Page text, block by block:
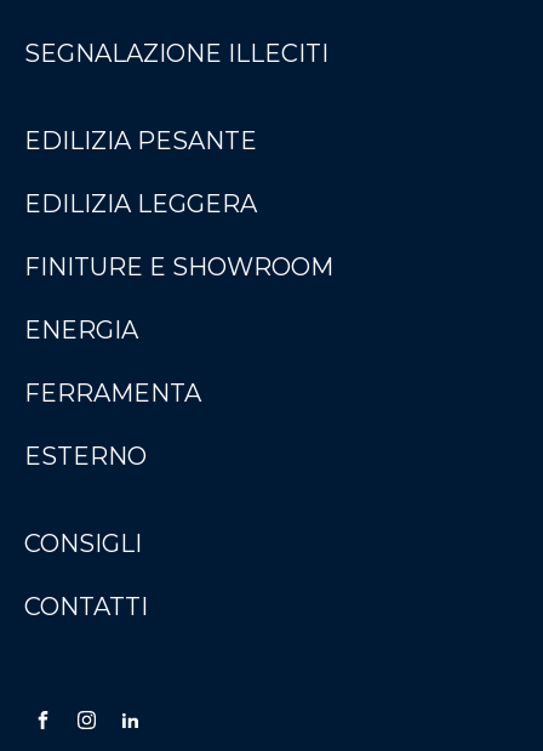
SEGNALAZIONE ILLECITI
EDILIZIA PESANTE
EDILIZIA LEGGERA
FINITURE E SHOWROOM
ENERGIA
FERRAMENTA
ESTERNO
CONSIGLI
CONTATTI